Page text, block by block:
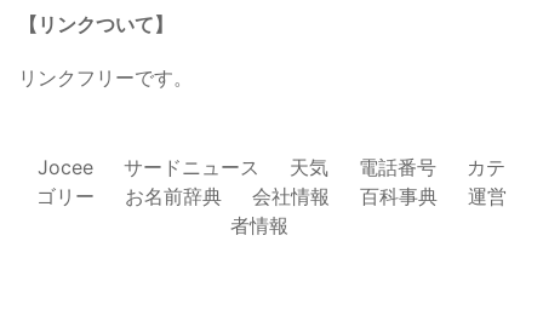
【リンクついて】
リンクフリーです。
Jocee サードニュース 天気 電話番号
カテ
ゴリー
お名前辞典 会社情報 百科事典
運営
者情報